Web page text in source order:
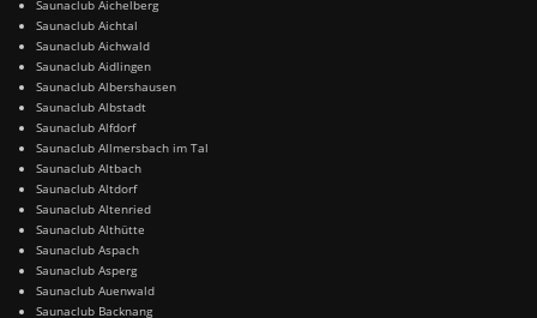
Saunaclub Aichelberg
Saunaclub Aichtal
Saunaclub Aichwald
Saunaclub Aidlingen
Saunaclub Albershausen
Saunaclub Albstadt
Saunaclub Alfdorf
Saunaclub Allmersbach im Tal
Saunaclub Altbach
Saunaclub Altdorf
Saunaclub Altenried
Saunaclub Althütte
Saunaclub Aspach
Saunaclub Asperg
Saunaclub Auenwald
Saunaclub Backnang